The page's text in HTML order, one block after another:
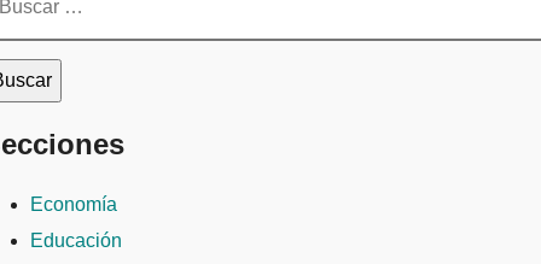
Economía
Educación